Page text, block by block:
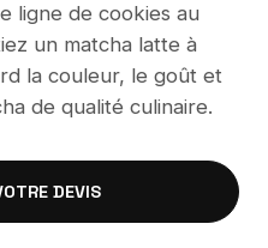
ligne de cookies au
un matcha latte à
la couleur, le goût et
de qualité culinaire.
DEVIS